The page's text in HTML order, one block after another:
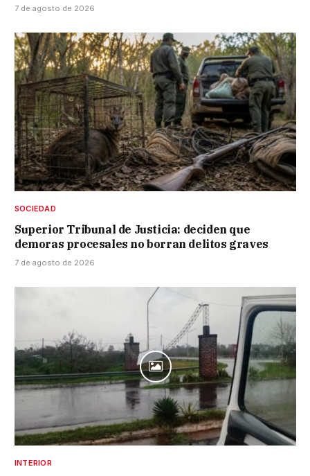
7 de agosto de 2026
SOCIEDAD
Superior Tribunal de Justicia: deciden que
demoras procesales no borran delitos graves
7 de agosto de 2026
INTERIOR